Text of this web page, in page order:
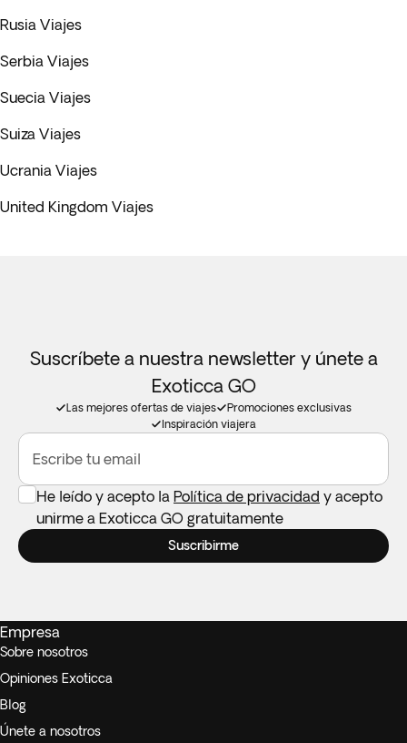
Rusia Viajes
Serbia Viajes
Suecia Viajes
Suiza Viajes
Ucrania Viajes
United Kingdom Viajes
Suscríbete a nuestra newsletter y únete a
Exoticca GO
Las mejores ofertas de viajes
Promociones exclusivas
Inspiración viajera
Escribe tu email
He leído y acepto la Política de privacidad y acepto
unirme a Exoticca GO gratuitamente
Suscribirme
Empresa
Sobre nosotros
Opiniones Exoticca
Blog
Únete a nosotros